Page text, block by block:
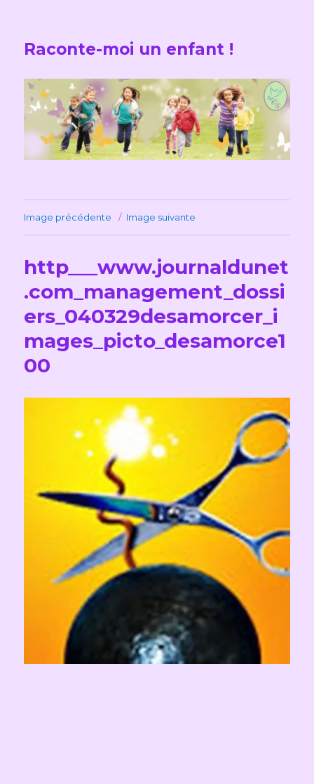
Raconte-moi un enfant !
Image précédente Image suivante
http___www.journaldunet
.com_management_dossi
ers_040329desamorcer_i
mages_picto_desamorce1
00